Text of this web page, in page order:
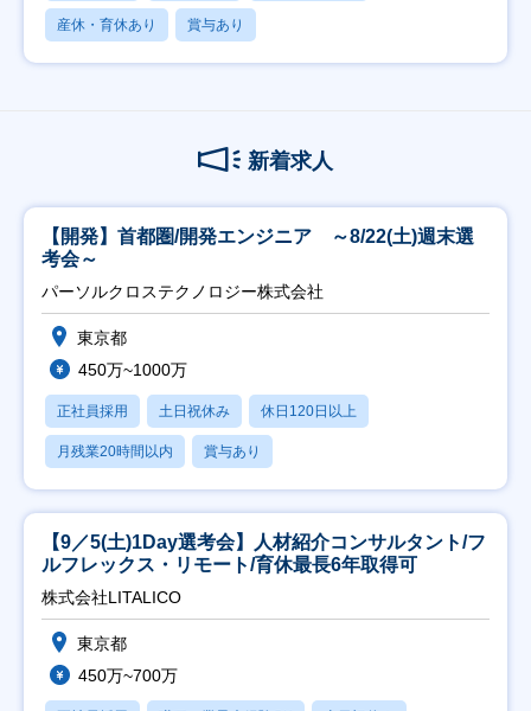
産休・育休あり 賞与あり
新着求人
【開発】首都圏/開発エンジニア ～8/22(土)週末選
考会～
パーソルクロステクノロジー株式会社
東京都
450万~1000万
正社員採用 土日祝休み 休日120日以上
月残業20時間以内 賞与あり
【9／5(土)1Day選考会】人材紹介コンサルタント/フ
ルフレックス・リモート/育休最長6年取得可
株式会社LITALICO
東京都
450万~700万